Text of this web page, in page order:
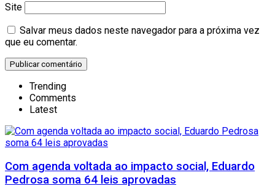
Site
Salvar meus dados neste navegador para a próxima vez
que eu comentar.
Trending
Comments
Latest
Com agenda voltada ao impacto social, Eduardo
Pedrosa soma 64 leis aprovadas